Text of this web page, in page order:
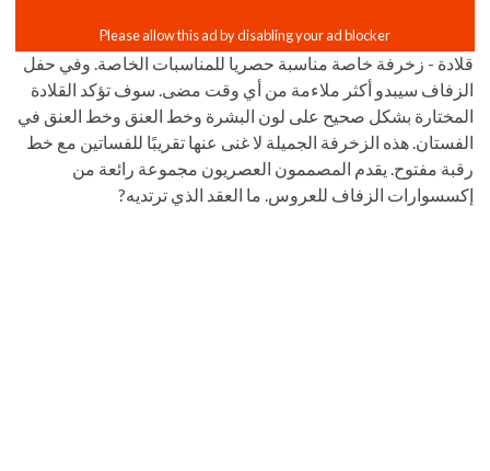
قلادة - زخرفة خاصة مناسبة حصريا للمناسبات الخاصة. وفي حفل
الزفاف سيبدو أكثر ملاءمة من أي وقت مضى. سوف تؤكد القلادة
المختارة بشكل صحيح على لون البشرة وخط العنق وخط العنق في
الفستان. هذه الزخرفة الجميلة لا غنى عنها تقريبًا للفساتين مع خط
رقبة مفتوح. يقدم المصممون العصريون مجموعة رائعة من
إكسسوارات الزفاف للعروس. ما العقد الذي ترتديه?